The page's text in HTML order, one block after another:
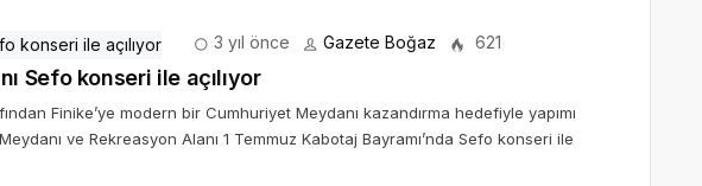
3 yıl önce Gazete Boğaz 621
Sefo konseri ile açılıyor
Finike’ye modern bir Cumhuriyet Meydanı kazandırma hedefiyle yapımı
ve Rekreasyon Alanı 1 Temmuz Kabotaj Bayramı’nda Sefo konseri ile